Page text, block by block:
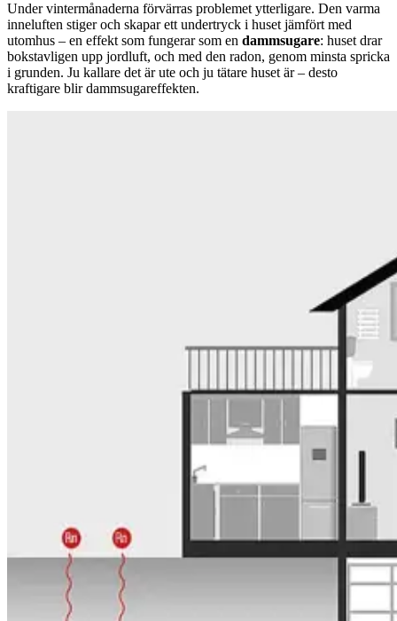
Under vintermånaderna förvärras problemet ytterligare. Den varma
inneluften stiger och skapar ett undertryck i huset jämfört med
utomhus – en effekt som fungerar som en dammsugare: huset drar
bokstavligen upp jordluft, och med den radon, genom minsta spricka
i grunden. Ju kallare det är ute och ju tätare huset är – desto
kraftigare blir dammsugareffekten.